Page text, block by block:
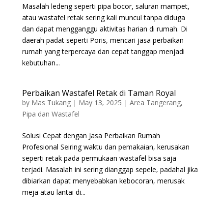
Masalah ledeng seperti pipa bocor, saluran mampet,
atau wastafel retak sering kali muncul tanpa diduga
dan dapat mengganggu aktivitas harian di rumah. Di
daerah padat seperti Poris, mencari jasa perbaikan
rumah yang terpercaya dan cepat tanggap menjadi
kebutuhan...
Perbaikan Wastafel Retak di Taman Royal
by Mas Tukang| May 13, 2025 | Area Tangerang,
Pipa dan Wastafel
Solusi Cepat dengan Jasa Perbaikan Rumah
Profesional Seiring waktu dan pemakaian, kerusakan
seperti retak pada permukaan wastafel bisa saja
terjadi. Masalah ini sering dianggap sepele, padahal jika
dibiarkan dapat menyebabkan kebocoran, merusak
meja atau lantai di...